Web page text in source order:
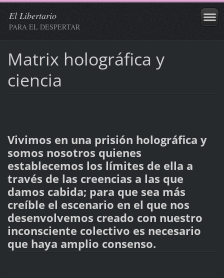
El Libertario
PARA EL DESPERTAR
Matrix holográfica y
ciencia
Vivimos en una prisión holográfica y
somos nosotros quienes
establecemos los límites de ella a
través de las creencias a las que
damos cabida; para que sea más
creíble el escenario en el que nos
desenvolvemos creado con nuestro
inconsciente colectivo es necesario
que haya amplio consenso.